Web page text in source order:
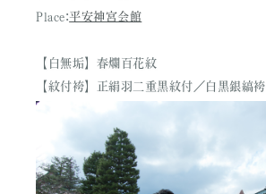
Place:平安神宮会館
【白無垢】春爛百花紋
【紋付袴】正絹羽二重黒紋付／白黒銀縞袴